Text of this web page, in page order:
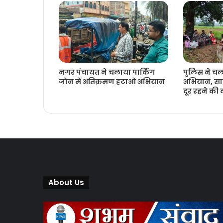
नगर पंचायत ने चलाया पार्किंग
जोन में अतिक्रमण हटाओ अभियान
पुलिस ने
अभियान,
दूर रहने की
About Us